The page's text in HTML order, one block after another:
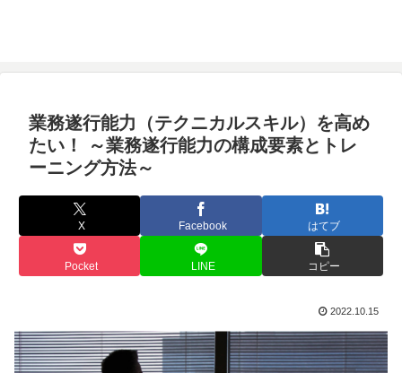
業務遂行能力（テクニカルスキル）を高め
たい！ ～業務遂行能力の構成要素とトレ
ーニング方法～
X Facebook はてブ
Pocket LINE コピー
2022.10.15